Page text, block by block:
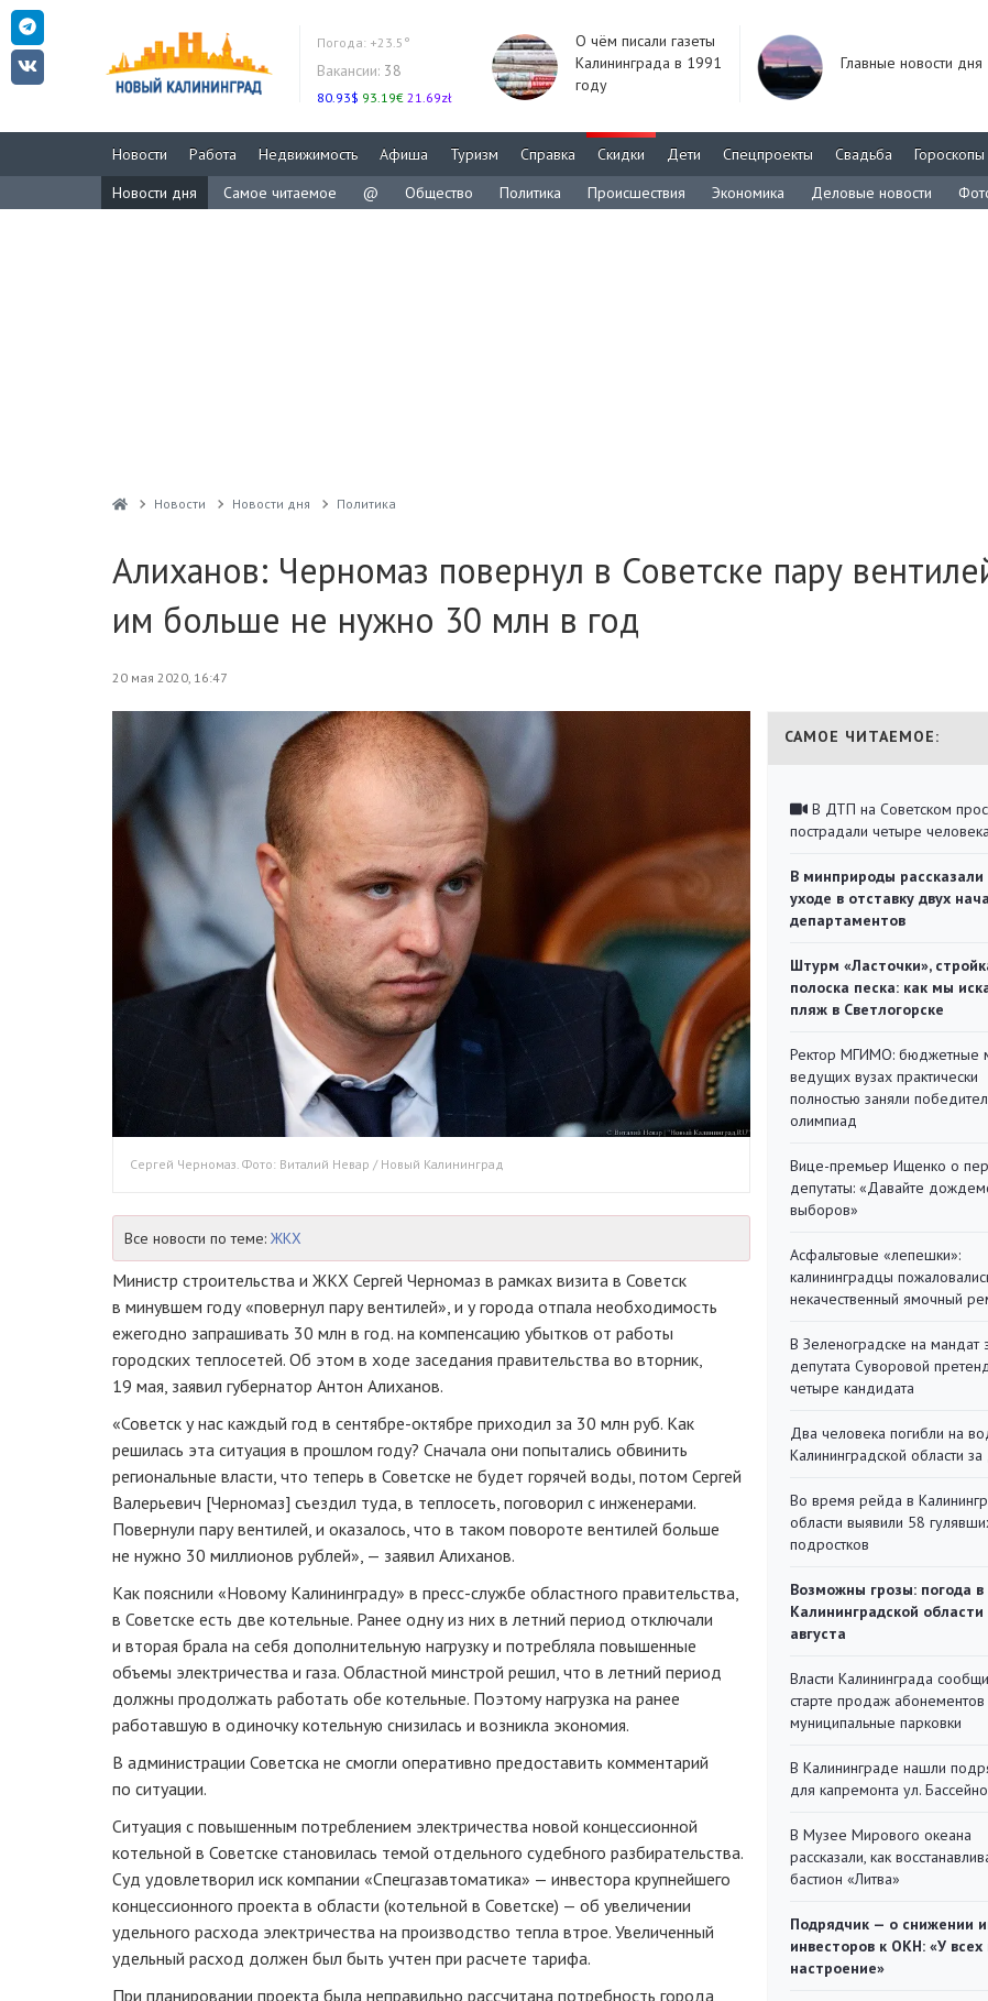
Погода: +23.5°
Вакансии: 38
80.93$ 93.19€ 21.69zł
О чём писали газеты
Калининграда в 1991
году
Главные новости дня
Новости Работа Недвижимость Афиша Туризм Справка Скидки Дети Спецпроекты Свадьба
Гороскопы
Новости дня
Самое читаемое @ Общество Политика Происшествия Экономика Деловые новости
Новости Новости дня Политика
Алиханов: Черномаз повернул в Советске пару
им больше не нужно 30 млн в год
20 мая 2020, 16:47
Сергей Черномаз. Фото: Виталий Невар / Новый Калининград
Все новости по теме: ЖКХ
Министр строительства и ЖКХ Сергей Черномаз в рамках визита в Советск
в минувшем году «повернул пару вентилей», и у города отпала необходимость
ежегодно запрашивать 30 млн в год. на компенсацию убытков от работы
городских теплосетей. Об этом в ходе заседания правительства во вторник,
19 мая, заявил губернатор Антон Алиханов.
«Советск у нас каждый год в сентябре-октябре приходил за 30 млн руб. Как
решилась эта ситуация в прошлом году? Сначала они попытались обвинить
региональные власти, что теперь в Советске не будет горячей воды, потом Сергей
Валерьевич [Черномаз] съездил туда, в теплосеть, поговорил с инженерами.
Повернули пару вентилей, и оказалось, что в таком повороте вентилей больше
не нужно 30 миллионов рублей», — заявил Алиханов.
Как пояснили «Новому Калининграду» в пресс-службе областного правительства,
в Советске есть две котельные. Ранее одну из них в летний период отключали
и вторая брала на себя дополнительную нагрузку и потребляла повышенные
объемы электричества и газа. Областной минстрой решил, что в летний период
должны продолжать работать обе котельные. Поэтому нагрузка на ранее
работавшую в одиночку котельную снизилась и возникла экономия.
В администрации Советска не смогли оперативно предоставить комментарий
по ситуации.
Ситуация с повышенным потреблением электричества новой концессионной
котельной в Советске становилась темой отдельного судебного разбирательства.
Суд удовлетворил иск компании «Спецгазавтоматика» — инвестора крупнейшего
концессионного проекта в области (котельной в Советске) — об увеличении
удельного расхода электричества на производство тепла втрое. Увеличенный
удельный расход должен был быть учтен при расчете тарифа.
При планировании проекта была неправильно рассчитана потребность города
САМОЕ ЧИТАЕМОЕ:
В ДТП на Советском
пострадали четыре человека
В минприроды рассказали
уходе в отставку двух
департаментов
Штурм «Ласточки»,
полоска песка: как мы
пляж в Светлогорске
Ректор МГИМО: бюджетные
ведущих вузах практически
полностью заняли
олимпиад
Вице-премьер Ищенко о
депутаты: «Давайте
выборов»
Асфальтовые «лепешки»:
калининградцы
некачественный ямочный
В Зеленоградске на мандат
депутата Суворовой
четыре кандидата
Два человека погибли на
Калининградской области
Во время рейда в
области выявили 58
подростков
Возможны грозы: погода в
Калининградской области
августа
Власти Калининграда
старте продаж абонементов
муниципальные парковки
В Калининграде нашли
для капремонта ул.
В Музее Мирового океана
рассказали, как
бастион «Литва»
Подрядчик — о снижении
инвесторов к ОКН: «У всех
настроение»